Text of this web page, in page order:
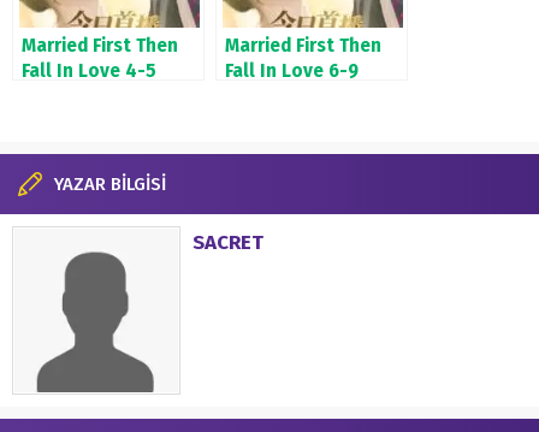
Married First Then
Fall In Love 4-5
Married First Then
Fall In Love 6-9
YAZAR BİLGİSİ
SACRET